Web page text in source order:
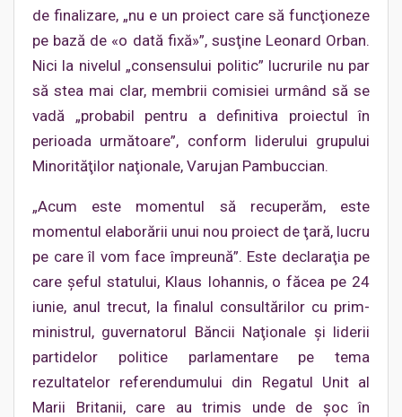
de finalizare, „nu e un proiect care să funcţioneze
pe bază de «o dată fixă»”, susţine Leonard Orban.
Nici la nivelul „consensului politic” lucrurile nu par
să stea mai clar, membrii comisiei urmând să se
vadă „probabil pentru a definitiva proiectul în
perioada următoare”, conform liderului grupului
Minorităţilor naţionale, Varujan Pambuccian.
„Acum este momentul să recuperăm, este
momentul elaborării unui nou proiect de ţară, lucru
pe care îl vom face împreună”. Este declaraţia pe
care şeful statului, Klaus Iohannis, o făcea pe 24
iunie, anul trecut, la finalul consultărilor cu prim-
ministrul, guvernatorul Băncii Naţionale şi liderii
partidelor politice parlamentare pe tema
rezultatelor referendumului din Regatul Unit al
Marii Britanii, care au trimis unde de şoc în